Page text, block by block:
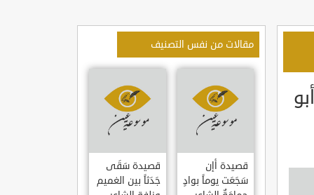
مقالات من نفس التصنيف
قصيدة أإن
سَجَعَت يوماً بوادٍ
قصيدة سَقَى
جَدَثاً بين الغميم